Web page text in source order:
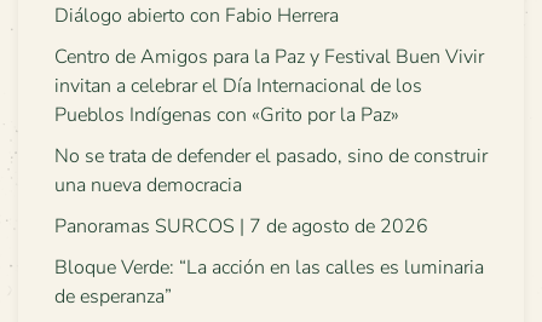
Diálogo abierto con Fabio Herrera
Centro de Amigos para la Paz y Festival Buen Vivir
invitan a celebrar el Día Internacional de los
Pueblos Indígenas con «Grito por la Paz»
No se trata de defender el pasado, sino de construir
una nueva democracia
Panoramas SURCOS | 7 de agosto de 2026
Bloque Verde: “La acción en las calles es luminaria
de esperanza”